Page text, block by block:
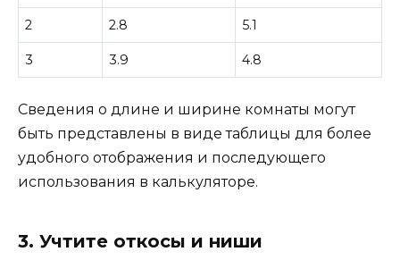
2 2.8 5.1
3 3.9 4.8
Сведения о длине и ширине комнаты могут
быть представлены в виде таблицы для более
удобного отображения и последующего
использования в калькуляторе.
3. Учтите откосы и ниши